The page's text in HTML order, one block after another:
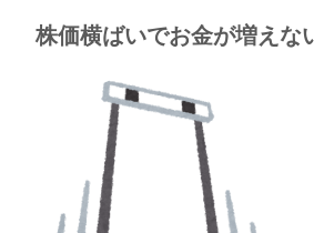
株価横ばいでお金が増えな